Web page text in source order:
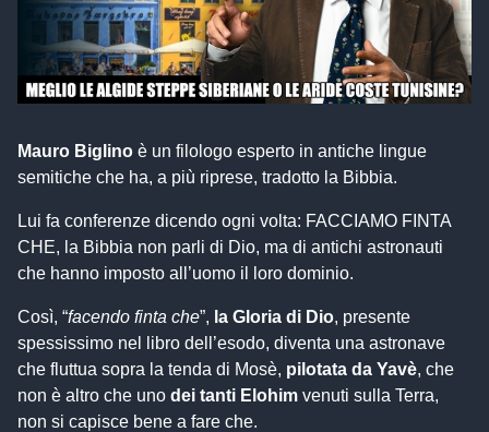
Mauro Biglino è un filologo esperto in antiche lingue
semitiche che ha, a più riprese, tradotto la Bibbia.
Lui fa conferenze dicendo ogni volta: FACCIAMO FINTA
CHE, la Bibbia non parli di Dio, ma di antichi astronauti
che hanno imposto all’uomo il loro dominio.
Così, “facendo finta che”, la Gloria di Dio, presente
spessissimo nel libro dell’esodo, diventa una astronave
che fluttua sopra la tenda di Mosè, pilotata da Yavè, che
non è altro che uno dei tanti Elohim venuti sulla Terra,
non si capisce bene a fare che.